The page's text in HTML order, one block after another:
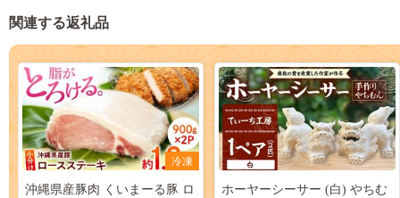
関連する返礼品
冷凍
沖縄県産豚肉 くいまーる豚 ロ
ホーヤーシーサー (白) やちむ